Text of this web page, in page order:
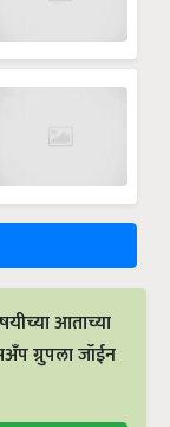
आताच्या
ग्रुपला जॉईन